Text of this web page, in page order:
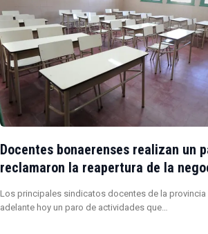
Docentes bonaerenses realizan un
reclamaron la reapertura de la
Los principales sindicatos docentes de la provincia
adelante hoy un paro de actividades que…